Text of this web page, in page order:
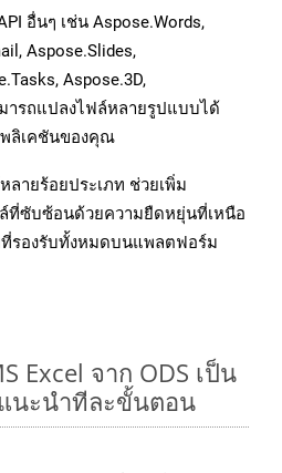
อื่นๆ เช่น Aspose.Words,
Aspose.Slides,
Aspose.3D,
ารถแปลงไฟล์หลายรูปแบบได้
ลิเคชันของคุณ
ลายร้อยประเภท ช่วยเพิ่ม
ที่ซับซ้อนด้วยความยืดหยุ่นที่เหนือ
รองรับทั้งหมดบนแพลตฟอร์ม
Excel จาก ODS เป็น
นะนำทีละขั้นตอน